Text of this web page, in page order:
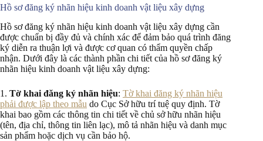
Hồ sơ đăng ký nhãn hiệu kinh doanh vật liệu xây dựng
Hồ sơ đăng ký nhãn hiệu kinh doanh vật liệu xây dựng cần
được chuẩn bị đầy đủ và chính xác để đảm bảo quá trình đăng
ký diễn ra thuận lợi và được cơ quan có thẩm quyền chấp
nhận. Dưới đây là các thành phần chi tiết của hồ sơ đăng ký
nhãn hiệu kinh doanh vật liệu xây dựng:
1. Tờ khai đăng ký nhãn hiệu: Tờ khai đăng ký nhãn hiệu
phải được lập theo mẫu do Cục Sở hữu trí tuệ quy định. Tờ
khai bao gồm các thông tin chi tiết về chủ sở hữu nhãn hiệu
(tên, địa chỉ, thông tin liên lạc), mô tả nhãn hiệu và danh mục
sản phẩm hoặc dịch vụ cần bảo hộ.